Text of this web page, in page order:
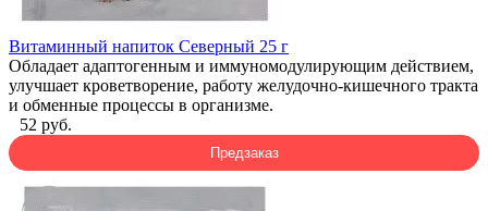
Витаминный напиток Северный 25 г
Обладает адаптогенным и иммуномодулирующим действием,
улучшает кроветворение, работу желудочно-кишечного тракта
и обменные процессы в организме.
52 руб.
Предзаказ